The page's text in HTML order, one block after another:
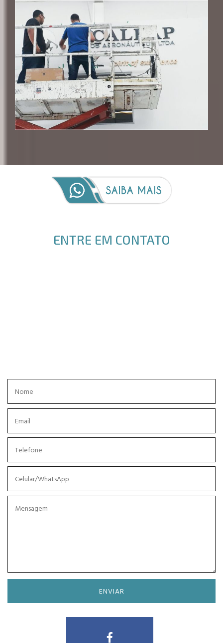
ENTRE EM CONTATO